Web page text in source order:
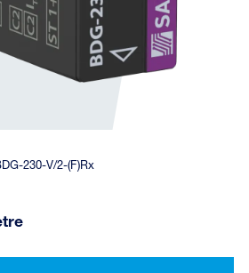
230-V/2-(F)Rx